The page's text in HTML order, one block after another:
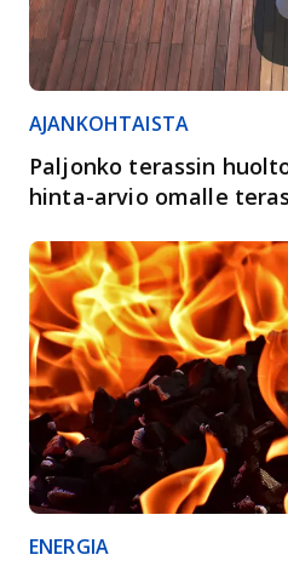
AJANKOHTAISTA
Paljonko terassin huolto
hinta-arvio omalle
ENERGIA